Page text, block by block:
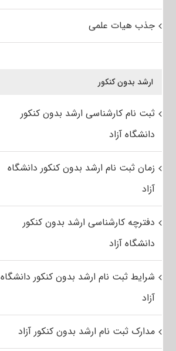
جذب هیات علمی
ارشد بدون کنکور
ثبت نام کارشناسی ارشد بدون کنکور
دانشگاه آزاد
زمان ثبت نام ارشد بدون کنکور دانشگاه
آزاد
دفترچه کارشناسی ارشد بدون کنکور
دانشگاه آزاد
شرایط ثبت نام ارشد بدون کنکور دانشگاه
آزاد
مدارک ثبت نام ارشد بدون کنکور آزاد